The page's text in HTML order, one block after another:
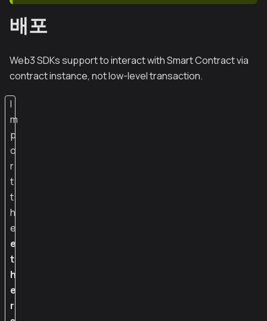
배포
Web3 SDKs support to interact with Smart Contract via
contract instance, not low-level transaction.
I
m
p
o
r
t
t
h
e
e
t
h
e
r